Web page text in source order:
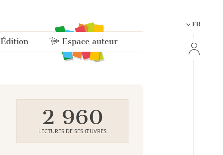
Espace auteur
FR
2 960
LECTURES DE SES ŒUVRES